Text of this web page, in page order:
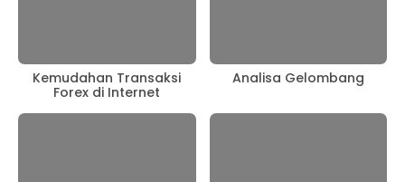
Kemudahan Transaksi
Forex di Internet
Analisa Gelombang